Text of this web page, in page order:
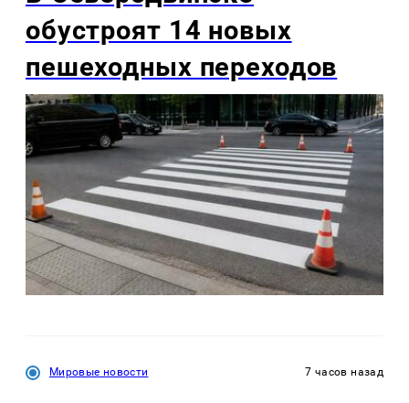
обустроят 14 новых
пешеходных переходов
Мировые новости 7 часов назад